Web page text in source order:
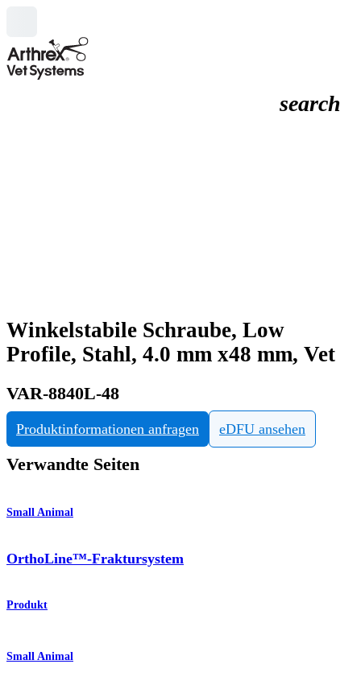
search
Winkelstabile Schraube, Low
Profile, Stahl, 4.0 mm x48 mm, Vet
VAR-8840L-48
Produktinformationen anfragen eDFU ansehen
Verwandte Seiten
Small Animal
OrthoLine™-Fraktursystem
Produkt
Small Animal